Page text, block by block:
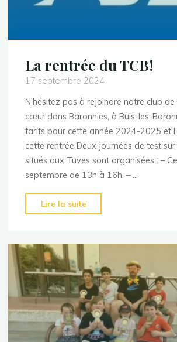
La rentrée du TCB!
17 septembre 2024
N’hésitez pas à rejoindre notre club de
cœur dans Baronnies, à Buis-les-
tarifs pour cette année 2024-2025 et
cette rentrée Deux journées de test
situés aux Tuves sont organisées : –
septembre de 13h à 16h. – …
Lire la suite
rentrée
TCB!"